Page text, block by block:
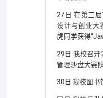
27日 在第三
设计与创业大
虎同学获得
29日 我校召
管理沙盘大赛
30日 我校图书